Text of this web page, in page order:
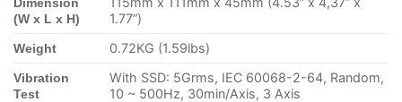
(W x L x H)
1.77”)
Weight 0.72KG (1.59lbs)
Vibration
Test
With SSD: 5Grms, IEC 60068-2-64, Random,
10 ~ 500Hz, 30min/Axis, 3 Axis